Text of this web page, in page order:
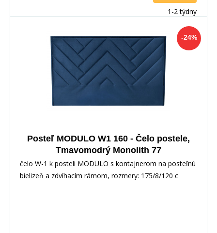
1-2 týdny
-24%
Posteľ MODULO W1 160 - Čelo postele,
Tmavomodrý Monolith 77
čelo W-1 k posteli MODULO s kontajnerom na posteľnú
bielizeň a zdvíhacím rámom, rozmery: 175/8/120 c